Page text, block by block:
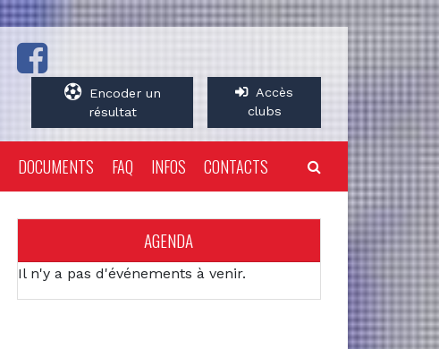
Encoder un
résultat
Accès
clubs
DOCUMENTS FAQ INFOS CONTACTS
AGENDA
Il n'y a pas d'événements à venir.